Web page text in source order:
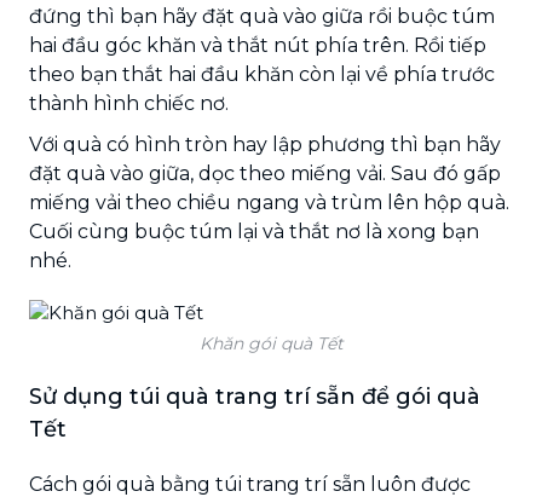
đứng thì bạn hãy đặt quà vào giữa rồi buộc túm
hai đầu góc khăn và thắt nút phía trên. Rồi tiếp
theo bạn thắt hai đầu khăn còn lại về phía trước
thành hình chiếc nơ.
Với quà có hình tròn hay lập phương thì bạn hãy
đặt quà vào giữa, dọc theo miếng vải. Sau đó gấp
miếng vải theo chiều ngang và trùm lên hộp quà.
Cuối cùng buộc túm lại và thắt nơ là xong bạn
nhé.
Khăn gói quà Tết
Sử dụng túi quà trang trí sẵn để gói quà
Tết
Cách gói quà bằng túi trang trí sẵn luôn được